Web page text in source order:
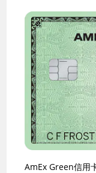
AmEx Green信用